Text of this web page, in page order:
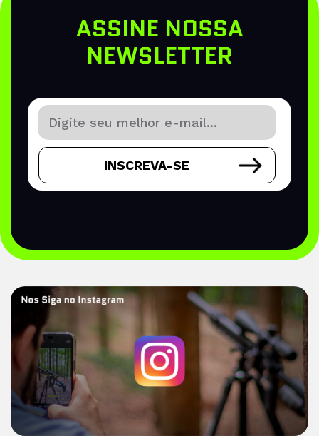
ASSINE NOSSA
NEWSLETTER
INSCREVA-SE